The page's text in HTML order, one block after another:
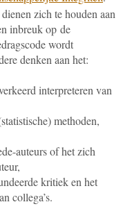
zich te houden aan
inbreuk op de
wordt
denken aan het:
interpreteren van
methoden,
auteurs of het zich
kritiek en het
collega’s.